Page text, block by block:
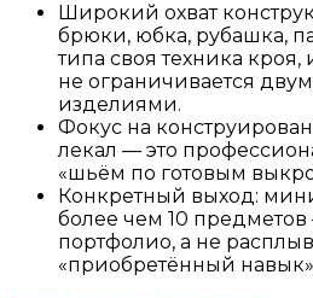
Широкий охват
брюки, юбка, рубашка,
типа своя техника кроя,
не ограничивается
изделиями.
Фокус на
лекал — это
«шьём по готовым
Конкретный выход:
более чем 10
портфолио, а не
«приобретённый